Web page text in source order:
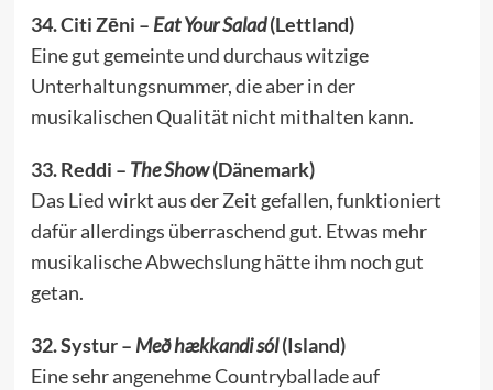
34. Citi Zēni – Eat Your Salad(Lettland)
Eine gut gemeinte und durchaus witzige
Unterhaltungsnummer, die aber in der
musikalischen Qualität nicht mithalten kann.
33. Reddi – The Show(Dänemark)
Das Lied wirkt aus der Zeit gefallen, funktioniert
dafür allerdings überraschend gut. Etwas mehr
musikalische Abwechslung hätte ihm noch gut
getan.
32. Systur – Með hækkandi sól(Island)
Eine sehr angenehme Countryballade auf